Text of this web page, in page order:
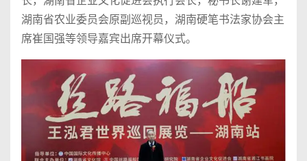
湖南省农业委员会原副巡视员，湖南硬笔书法家协会主
席崔国强等领导嘉宾出席开幕仪式。